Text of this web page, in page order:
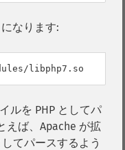
なります:
libphp7.so
ルを PHP としてパ
えば、Apache が拡
てパースするよう